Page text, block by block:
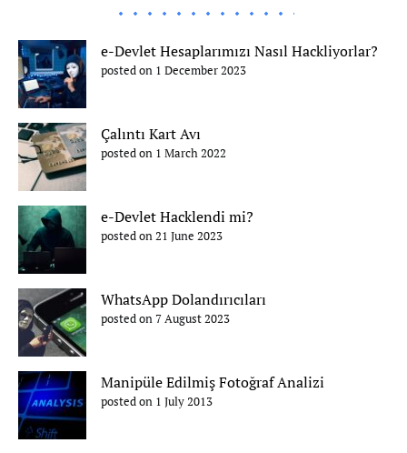
e-Devlet Hesaplarımızı Nasıl Hackliyorlar?
posted on 1 December 2023
Çalıntı Kart Avı
posted on 1 March 2022
e-Devlet Hacklendi mi?
posted on 21 June 2023
WhatsApp Dolandırıcıları
posted on 7 August 2023
Manipüle Edilmiş Fotoğraf Analizi
posted on 1 July 2013